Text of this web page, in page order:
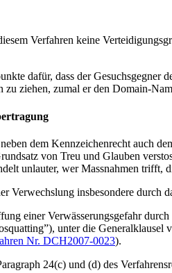
Verfahren keine
dafür, dass der
ziehen, zumal er den Domain-
dem Kennzeichenrecht auch
von Treu und Glauben
unlauter, wer Massnahmen trifft,
Verwechslung insbesondere durch
einer Verwässerungsgefahr
unter die
Nr. DCH2007-0023).
24(c) und (d) des